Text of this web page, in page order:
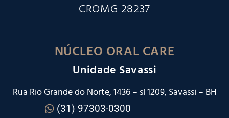
CROMG 28237
NÚCLEO ORAL CARE
Unidade Savassi
Rua Rio Grande do Norte, 1436 – sl 1209, Savassi – BH
(31) 97303-0300